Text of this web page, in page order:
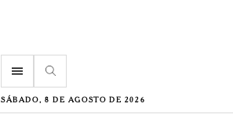
menu
SÁBADO, 8 DE AGOSTO DE 2026